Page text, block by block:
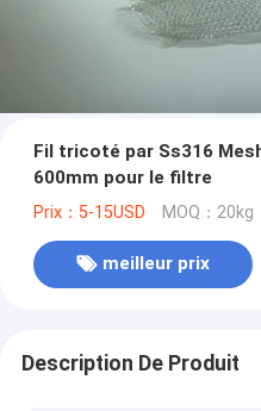
Fil tricoté par Ss316
600mm pour le filtre
Prix：5-15USD MOQ：20kg
meilleur prix
Description De Produit